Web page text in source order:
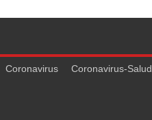
Coronavirus Coronavirus-Salud